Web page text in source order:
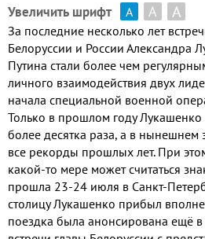
Увеличить шрифт А А А
За последние несколько лет
Белоруссии и России Александра
Путина стали более чем
личного взаимодействия двух
начала специальной военной
Только в прошлом году Лукашенко
более десятка раза, а в нынешнем
все рекорды прошлых лет. При
какой-то мере может считаться
прошла 23-24 июля в Санкт-
столицу Лукашенко прибыл
поездка была анонсирована ещё